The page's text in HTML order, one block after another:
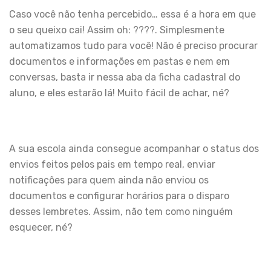
Caso você não tenha percebido… essa é a hora em que
o seu queixo cai! Assim oh: ????. Simplesmente
automatizamos tudo para você! Não é preciso procurar
documentos e informações em pastas e nem em
conversas, basta ir nessa aba da ficha cadastral do
aluno, e eles estarão lá! Muito fácil de achar, né?
A sua escola ainda consegue acompanhar o status dos
envios feitos pelos pais em tempo real, enviar
notificações para quem ainda não enviou os
documentos e configurar horários para o disparo
desses lembretes. Assim, não tem como ninguém
esquecer, né?